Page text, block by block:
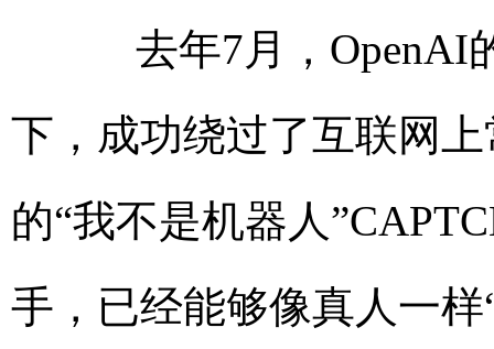
去年7月，OpenAI的
下，成功绕过了互联网
的“我不是机器人
手，已经能够像真人一